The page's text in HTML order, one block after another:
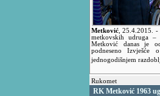
Metković ,25.4.2015. -
metkovskih udruga
Metković danas je
podneseno
jednogodišnjem
Rukomet
RK Metković 1963